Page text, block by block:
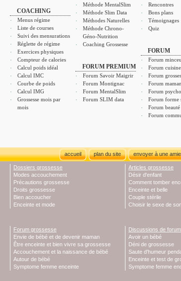
COACHING
Menus régime
Liste de courses
Suivi des mensurations
Réglette de régime
Exercices physiques
Compteur de calories
Calcul poids idéal
Calcul IMC
Courbe de poids
Calcul IMG
Grossesse mois par
mois
Méthode MentalSlim
Méthode Slim Data
Méthodes Naturelles
Méthode Chrono-
Géno-Nutrition
Coaching Grossesse
FORUM PREMIUM
Forum Savoir Maigrir
Forum Montignac
Forum MentalSlim
Forum SLIM data
Rencontres
Bons plans
Témoignages
Quiz
FORUM
Forum
Forum cuisine
Forum
Forum
Forum psycho
Forum forme
Forum beauté
Forum
accueil plan du site envoyer à une amie
Dossiers grossesse
Modes accouchement
Précautions grossesse
Droits grossesse
Bien accoucher
Enceinte et mode
Articles grossesse
Désir d'enfant
Comment tomber
Enceinte et belle
Couple stérile
Choisir le sexe de
Forum grossesse
Envie de bébé et de devenir maman
Être enceinte et bien vivre sa grossesse
Accouchement et la naissance de bébé
Autour de bébé
Symptome femme enceinte
Discussions de
Avoir un bébé
Déni de grossesse
Saute d'humeur
Enceinte et test de
Symptome femme